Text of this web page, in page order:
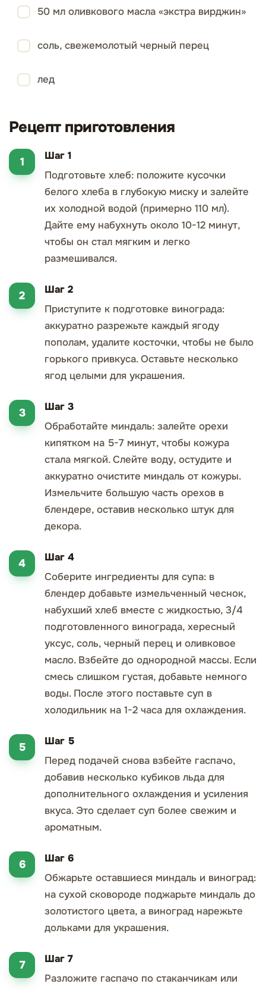
50 мл оливкового масла «экстра вирджин»
соль, свежемолотый черный перец
лед
Рецепт приготовления
Шаг 1
Подготовьте хлеб: положите кусочки
белого хлеба в глубокую миску и залейте
их холодной водой (примерно 110 мл).
Дайте ему набухнуть около 10-12 минут,
чтобы он стал мягким и легко
размешивался.
Шаг 2
Приступите к подготовке винограда:
аккуратно разрежьте каждый ягоду
пополам, удалите косточки, чтобы не было
горького привкуса. Оставьте несколько
ягод целыми для украшения.
Шаг 3
Обработайте миндаль: залейте орехи
кипятком на 5-7 минут, чтобы кожура
стала мягкой. Слейте воду, остудите и
аккуратно очистите миндаль от кожуры.
Измельчите большую часть орехов в
блендере, оставив несколько штук для
декора.
Шаг 4
Соберите ингредиенты для супа: в
блендер добавьте измельченный чеснок,
набухший хлеб вместе с жидкостью, 3/4
подготовленного винограда, хересный
уксус, соль, черный перец и оливковое
масло. Взбейте до однородной массы. Если
смесь слишком густая, добавьте немного
воды. После этого поставьте суп в
холодильник на 1-2 часа для охлаждения.
Шаг 5
Перед подачей снова взбейте гаспачо,
добавив несколько кубиков льда для
дополнительного охлаждения и усиления
вкуса. Это сделает суп более свежим и
ароматным.
Шаг 6
Обжарьте оставшиеся миндаль и виноград:
на сухой сковороде поджарьте миндаль до
золотистого цвета, а виноград нарежьте
дольками для украшения.
Шаг 7
Разложите гаспачо по стаканчикам или